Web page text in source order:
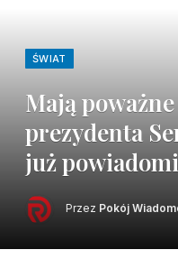
ŚWIAT
Mają
prezydenta
już
Przez Pokój